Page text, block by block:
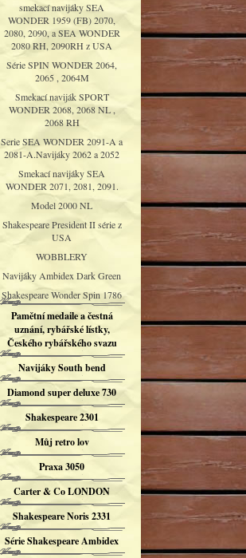
smekací navijáky SEA
WONDER 1959 (FB) 2070,
2080, 2090, a SEA WONDER
2080 RH, 2090RH z USA
Série SPIN WONDER 2064,
2065 , 2064M
Smekací naviják SPORT
WONDER 2068, 2068 NL ,
2068 RH
Serie SEA WONDER 2091-A a
2081-A.Navijáky 2062 a 2052
Smekací navijáky SEA
WONDER 2071, 2081, 2091.
Model 2000 NL
Shakespeare President II série z
USA
WOBBLERY
Navijáky Ambidex Dark Green
Shakespeare Wonder Spin 1786
Pamětní medaile a čestná
uznání, rybářské lístky,
Českého rybářského svazu
Navijáky South bend
Diamond super deluxe 730
Shakespeare 2301
Můj retro lov
Praxa 3050
Carter & Co LONDON
Shakespeare Noris 2331
Série Shakespeare Ambidex